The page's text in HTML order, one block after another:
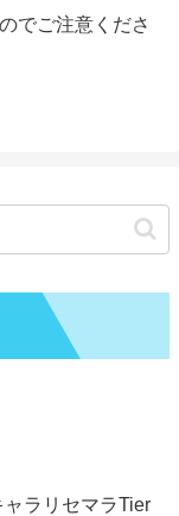
でご注意くださ
ャラリセマラTier